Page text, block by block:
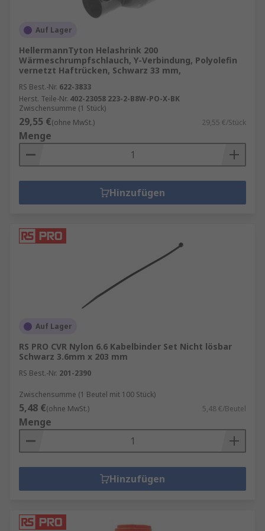
Wärmeschrumpfschläuchen,
Schrumpftüllen, Löthülsen
Flachbandkabel - wir führen eine große
Auswahl an breiten
Kabelkonfektionierungen in einer Vielzahl
von Steckverbindern, Farben und Längen.
Hier finden Sie mehr Informationen zu
Schaltdraht
Auf Lager
HellermannTyton Helashrink 200
Wärmeschrumpfschlauch, Y-Verbindung, Polyolefin
vernetzt Haftrücken, Schwarz 33 mm,
RS Best.-Nr. 622-3833
Herst. Teile-Nr. 402-23058 223-2-B8W-PO-X-BK
Zwischensumme (1 Stück)
29,55 €(ohne MwSt.) 29,55 €/Stück
Menge
Hinzufügen
Auf Lager
RS PRO CVR Nylon 6.6 Kabelbinder Set Nicht lösbar
Schwarz 3.6mm x 203 mm
RS Best.-Nr. 201-2390
Zwischensumme (1 Beutel mit 100 Stück)
5,48 €(ohne MwSt.) 5,48 €/Beutel
Menge
Hinzufügen